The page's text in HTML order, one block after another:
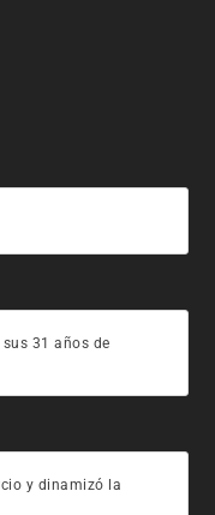
31 años de
y dinamizó la